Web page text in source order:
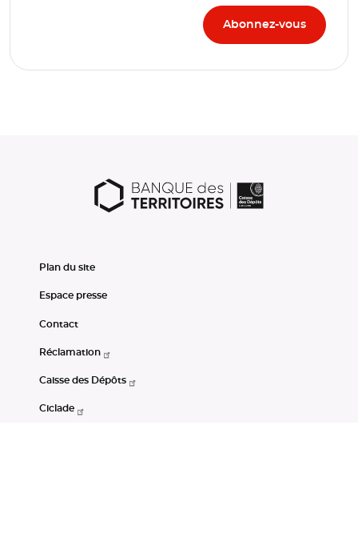
Plan du site
Espace presse
Contact
Réclamation
Caisse des Dépôts
Ciclade